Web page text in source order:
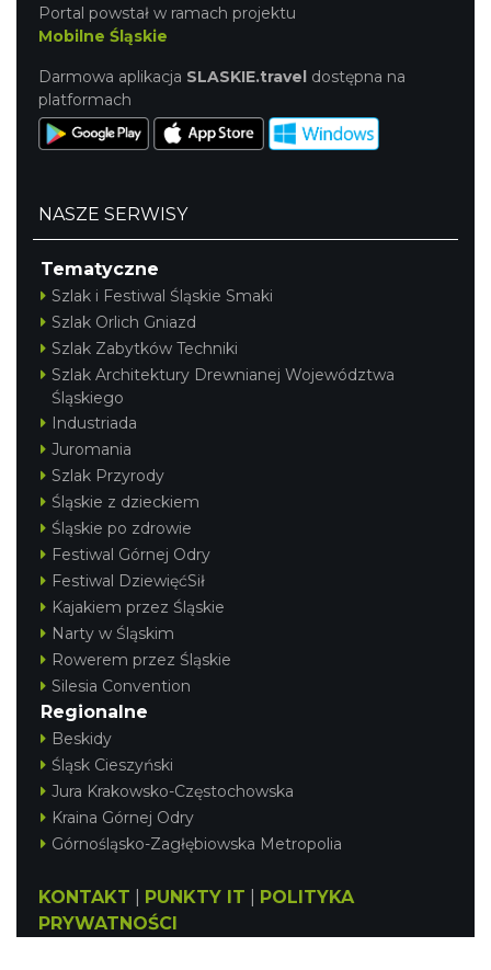
Portal powstał w ramach projektu
Mobilne Śląskie
Darmowa aplikacja SLASKIE.travel dostępna na
platformach
NASZE SERWISY
Tematyczne
Szlak i Festiwal Śląskie Smaki
Szlak Orlich Gniazd
Szlak Zabytków Techniki
Szlak Architektury Drewnianej Województwa
Śląskiego
Industriada
Juromania
Szlak Przyrody
Śląskie z dzieckiem
Śląskie po zdrowie
Festiwal Górnej Odry
Festiwal DziewięćSił
Kajakiem przez Śląskie
Narty w Śląskim
Rowerem przez Śląskie
Silesia Convention
Regionalne
Beskidy
Śląsk Cieszyński
Jura Krakowsko-Częstochowska
Kraina Górnej Odry
Górnośląsko-Zagłębiowska Metropolia
KONTAKT PUNKTY IT
POLITYKA
PRYWATNOŚCI